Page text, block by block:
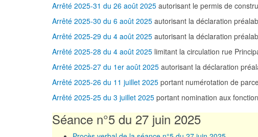
Arrêté 2025-31 du 26 août 2025 autorisant le permis de
Arrêté 2025-30 du 6 août 2025 autorisant la déclaration
Arrêté 2025-29 du 4 août 2025 autorisant la déclaration
Arrêté 2025-28 du 4 août 2025 limitant la circulation rue
Arrêté 2025-27 du 1er août 2025 autorisant la déclaration
Arrêté 2025-26 du 11 juillet 2025 portant numérotation de
Arrêté 2025-25 du 3 juillet 2025 portant nomination aux
Séance n°5 du 27 juin 2025